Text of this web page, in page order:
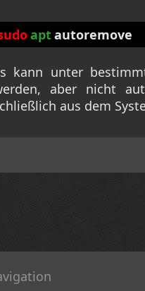
aptautoremove
kann unter
aber nicht
aus dem